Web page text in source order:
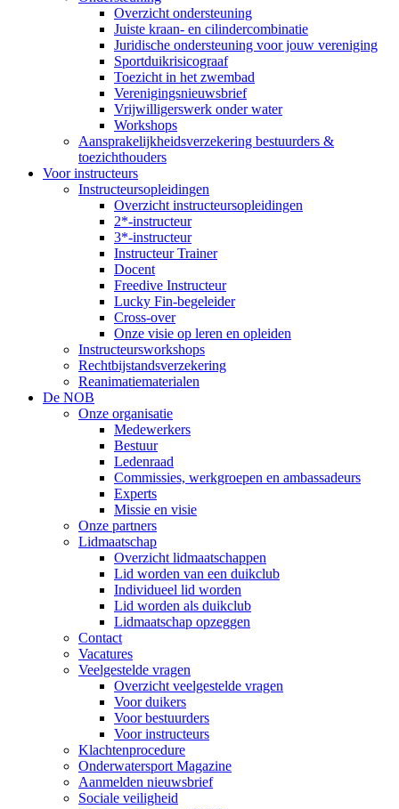
Overzicht ondersteuning
Juiste kraan- en cilindercombinatie
Juridische ondersteuning voor jouw vereniging
Sportduikrisicograaf
Toezicht in het zwembad
Verenigingsnieuwsbrief
Vrijwilligerswerk onder water
Workshops
Aansprakelijkheidsverzekering bestuurders &
toezichthouders
Voor instructeurs
Instructeursopleidingen
Overzicht instructeursopleidingen
2*-instructeur
3*-instructeur
Instructeur Trainer
Docent
Freedive Instructeur
Lucky Fin-begeleider
Cross-over
Onze visie op leren en opleiden
Instructeursworkshops
Rechtbijstandsverzekering
Reanimatiematerialen
De NOB
Onze organisatie
Medewerkers
Bestuur
Ledenraad
Commissies, werkgroepen en ambassadeurs
Experts
Missie en visie
Onze partners
Lidmaatschap
Overzicht lidmaatschappen
Lid worden van een duikclub
Individueel lid worden
Lid worden als duikclub
Lidmaatschap opzeggen
Contact
Vacatures
Veelgestelde vragen
Overzicht veelgestelde vragen
Voor duikers
Voor bestuurders
Voor instructeurs
Klachtenprocedure
Onderwatersport Magazine
Aanmelden nieuwsbrief
Sociale veiligheid